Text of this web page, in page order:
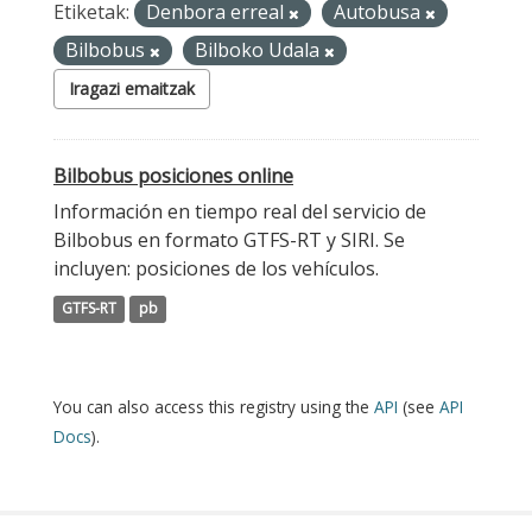
Etiketak: Denbora erreal
Autobusa
Bilbobus
Bilboko Udala
Iragazi emaitzak
Bilbobus posiciones online
Información en tiempo real del servicio de
Bilbobus en formato GTFS-RT y SIRI. Se
incluyen: posiciones de los vehículos.
GTFS-RT pb
You can also access this registry using the API (see API
Docs).